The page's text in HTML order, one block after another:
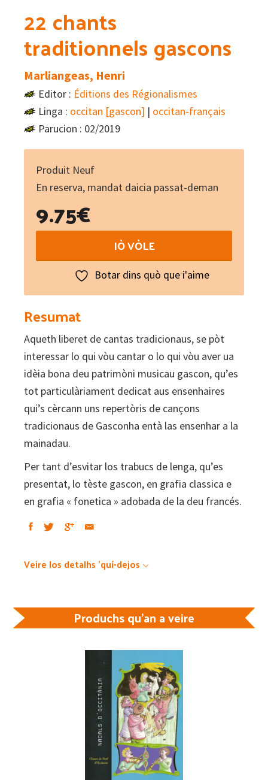
22 chants
traditionnels gascons
Marliangeas, Henri
Editor : Éditions des Régionalismes
Linga : occitan [gascon] | occitan-français
Parucion : 02/2019
Produit Neuf
En reserva, mandat daicia passat-deman
9.75€
chants
traditionnels
IÒ VÒLE
Botar dins quò que i'aime
Resumat
Aqueth liberet de cantas tradicionaus, se pòt
interessar lo qui vòu cantar o lo qui vòu aver ua
idèia bona deu patrimòni musicau gascon, qu’es
tot particulàriament dedicat aus ensenhaires
qui’s cèrcann uns repertòris de cançons
tradicionaus de Gasconha entà las ensenhar a la
mainadau.
Per tant d’esvitar los trabucs de lenga, qu’es
presentat, lo tèste gascon, en grafia classica e
en grafia « fonetica » adobada de la deu francés.
Veire los detalhs 'quí-dejos
Produchs qu'an a veire